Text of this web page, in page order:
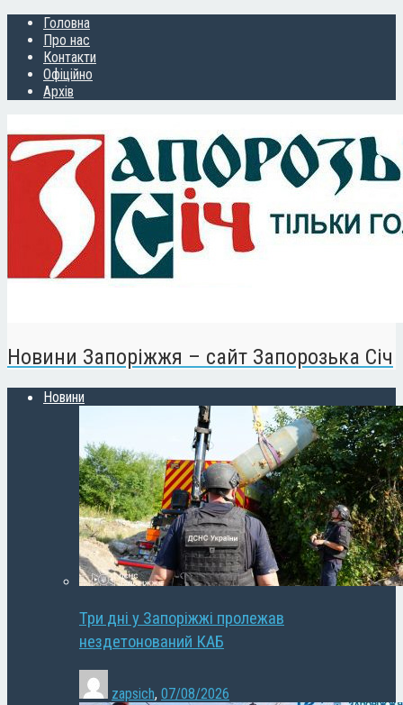
Головна
Про нас
Контакти
Офіційно
Архів
Новини Запоріжжя – сайт Запорозька Січ
Новини
Три дні у Запоріжжі пролежав
нездетонований КАБ
zapsich, 07/08/2026